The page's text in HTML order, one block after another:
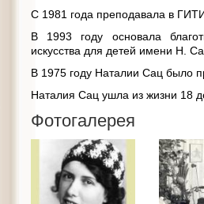
С 1981 года преподавала в
В 1993 году основала
искусства для детей имени Н.
В 1975 году Наталии Сац было
Наталия Сац ушла из жизни 18
Фотогалерея